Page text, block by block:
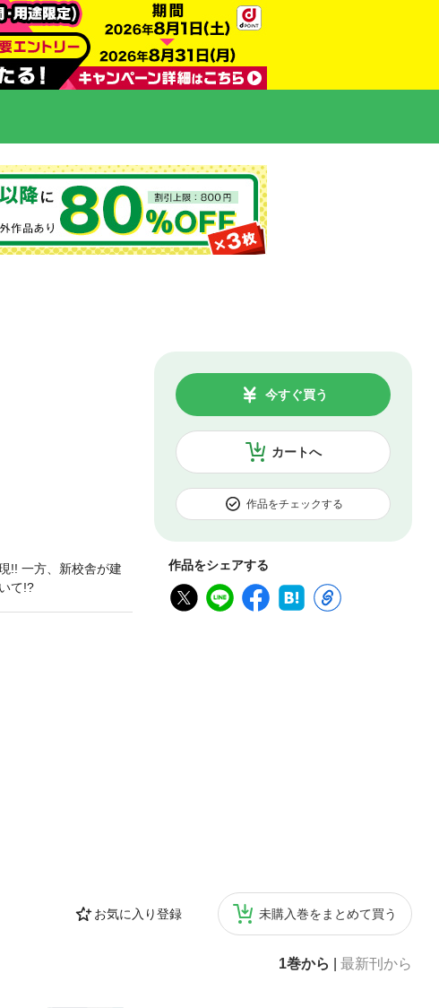
カートへ
今すぐ買う
作品をチェックする
作品をシェアする
お気に入り登録 未購入巻をまとめて買う
1巻から 最新刊から
!! 一方、新校舎が建
て!?